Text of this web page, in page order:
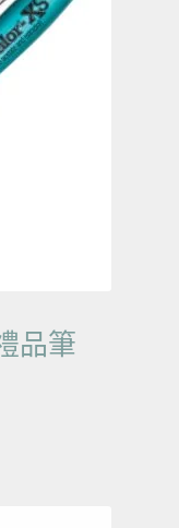
品筆